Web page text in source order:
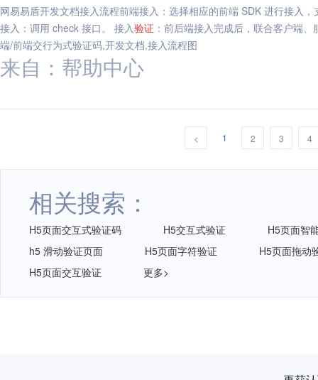
网易易盾开发文档接入流程前端接入：选择相应的前端 SDK 进行接入
接入：调用 check 接口。 接入验证 ：前后端接入完成后，联合客户端
端/前端交行为式验证码,开发文档,接入流程图
来自：帮助中心
< 1 2 3 4
相关搜索：
H5页面交互式验证码 H5交互式验证
H5页面智
h5 滑动验证页面
H5页面字符验证
H5页面拖动
H5页面交互验证
更多>